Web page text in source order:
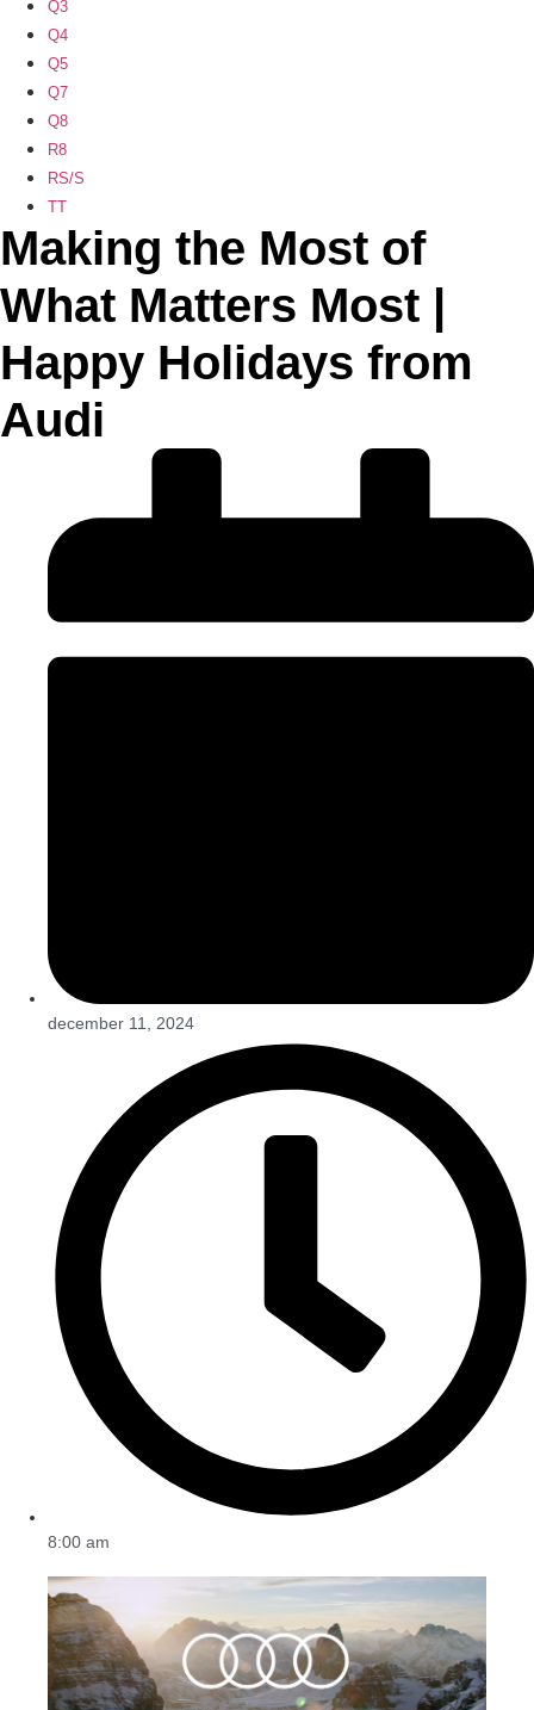
Q3
Q4
Q5
Q7
Q8
R8
RS/S
TT
Making the Most of
What Matters Most |
Happy Holidays from
Audi
december 11, 2024
8:00 am